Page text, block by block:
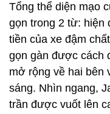
Tổng thể diện mạo
gọn trong 2 từ: hiện
tiền của xe đậm
gọn gàn được cách
mở rộng về hai bên
sáng. Nhìn ngang,
trần được vuốt lên